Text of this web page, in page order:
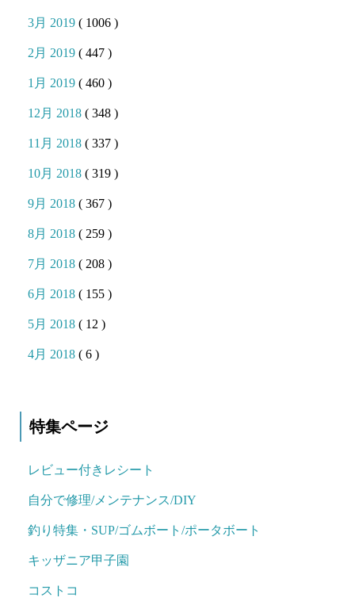
3月 2019( 1006 )
2月 2019( 447 )
1月 2019( 460 )
12月 2018( 348 )
11月 2018( 337 )
10月 2018( 319 )
9月 2018( 367 )
8月 2018( 259 )
7月 2018( 208 )
6月 2018( 155 )
5月 2018( 12 )
4月 2018( 6 )
特集ページ
レビュー付きレシート
自分で修理/メンテナンス/DIY
釣り特集・SUP/ゴムボート/ポータボート
キッザニア甲子園
コストコ